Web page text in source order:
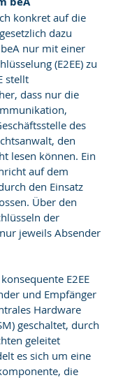
konkret auf die
dazu
nur mit einer
(E2EE) zu
stellt
dass nur die
des
den
lesen können. Ein
auf dem
den Einsatz
Über den
der
jeweils Absender
E2EE
und Empfänger
Hardware
geschaltet, durch
geleitet
es sich um eine
die